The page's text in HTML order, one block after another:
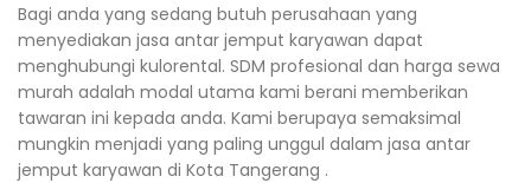
Bagi anda yang sedang butuh perusahaan yang
menyediakan jasa antar jemput karyawan dapat
menghubungi kulorental. SDM profesional dan harga sewa
murah adalah modal utama kami berani memberikan
tawaran ini kepada anda. Kami berupaya semaksimal
mungkin menjadi yang paling unggul dalam jasa antar
jemput karyawan di Kota Tangerang .